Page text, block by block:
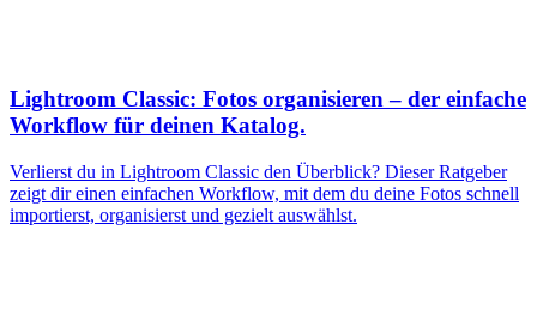
Lightroom Classic: Fotos organisieren – der einfache
Workflow für deinen Katalog.
Verlierst du in Lightroom Classic den Überblick? Dieser Ratgeber
zeigt dir einen einfachen Workflow, mit dem du deine Fotos schnell
importierst, organisierst und gezielt auswählst.